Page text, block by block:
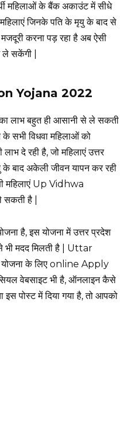
महिलाओं के बैंक अकाउंट में सीधे
जिनके पति के मृयु के बाद से
करना पड़ रहा है अब ऐसी
ले सकेंगी |
Yojana 2022
का लाभ बहुत ही आसानी से ले सकती
सभी विधवा महिलाओं को
दे रही है, जो महिलाएं उत्तर
बाद अकेली जीवन यापन कर रही
महिलाएं Up Vidhwa
है |
है, इस योजना में उत्तर प्रदेश
मदद मिलती है | Uttar
के लिए online Apply
वेबसाइट भी है, ऑनलाइन कैसे
पोस्ट में दिया गया है, तो आपको